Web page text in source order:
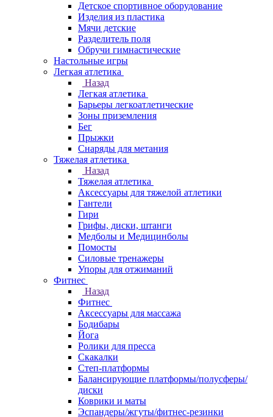
Детское спортивное оборудование
Изделия из пластика
Мячи детские
Разделитель поля
Обручи гимнастические
Настольные игры
Легкая атлетика
Назад
Легкая атлетика
Барьеры легкоатлетические
Зоны приземления
Бег
Прыжки
Снаряды для метания
Тяжелая атлетика
Назад
Тяжелая атлетика
Аксессуары для тяжелой атлетики
Гантели
Гири
Грифы, диски, штанги
Медболы и Медицинболы
Помосты
Силовые тренажеры
Упоры для отжиманий
Фитнес
Назад
Фитнес
Аксессуары для массажа
Бодибары
Йога
Ролики для пресса
Скакалки
Степ-платформы
Балансирующие платформы/полусферы/
диски
Коврики и маты
Эспандеры/жгуты/фитнес-резинки